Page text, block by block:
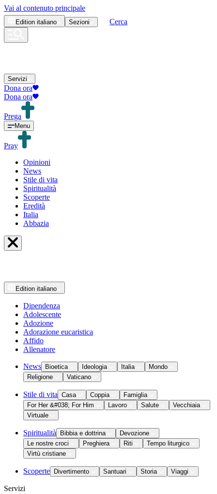
Vai al contenuto principale
Edition italiano Sezioni Cerca
Servizi
Dona ora
Dona ora
Prega
Menu
Pray
Opinioni
News
Stile di vita
Spiritualità
Scoperte
Eredità
Italia
Abbazia
Edition italiano
Dipendenza
Adolescente
Adozione
Adorazione eucaristica
Affido
Allenatore
News Bioetica Ideologia Italia
Mondo
Religione
Vaticano
Stile di vita Casa Coppia
Famiglia
For Her &#038; For Him
Lavoro Salute
Vecchiaia
Virtuale
Spiritualità Bibbia e dottrina
Devozione
Le nostre croci
Preghiera Riti
Tempo liturgico
Virtù cristiane
Scoperte Divertimento Santuari Storia Viaggi
Servizi